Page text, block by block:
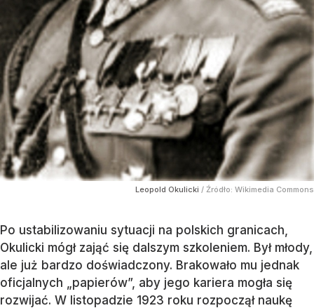
Leopold Okulicki / Źródło: Wikimedia Commons
Po ustabilizowaniu sytuacji na polskich granicach,
Okulicki mógł zająć się dalszym szkoleniem. Był młody,
ale już bardzo doświadczony. Brakowało mu jednak
oficjalnych „papierów”, aby jego kariera mogła się
rozwijać. W listopadzie 1923 roku rozpoczął naukę